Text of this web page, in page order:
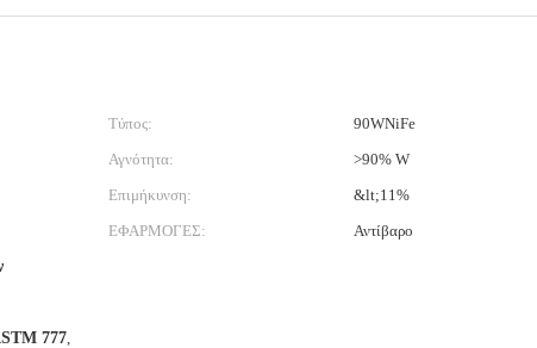
Τύπος:
90WNiFe
Αγνότητα:
>90% W
Επιμήκυνση:
&lt;11%
ΕΦΑΡΜΟΓΕΣ:
Αντίβαρο
777,